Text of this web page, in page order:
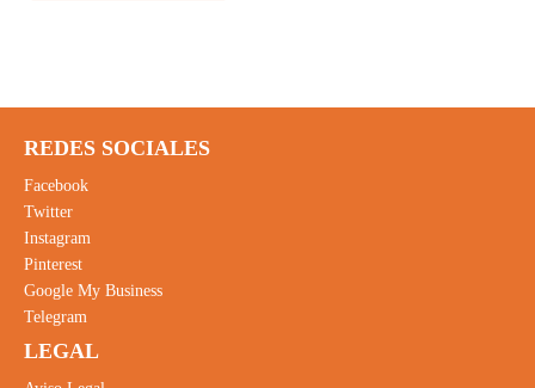
REDES SOCIALES
Facebook
Twitter
Instagram
Pinterest
Google My Business
Telegram
LEGAL